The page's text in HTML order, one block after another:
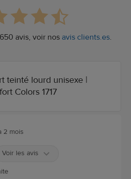
avis, voir nos avis clients.es.
teinté lourd unisexe |
Colors 1717
2 mois
Voir les avis